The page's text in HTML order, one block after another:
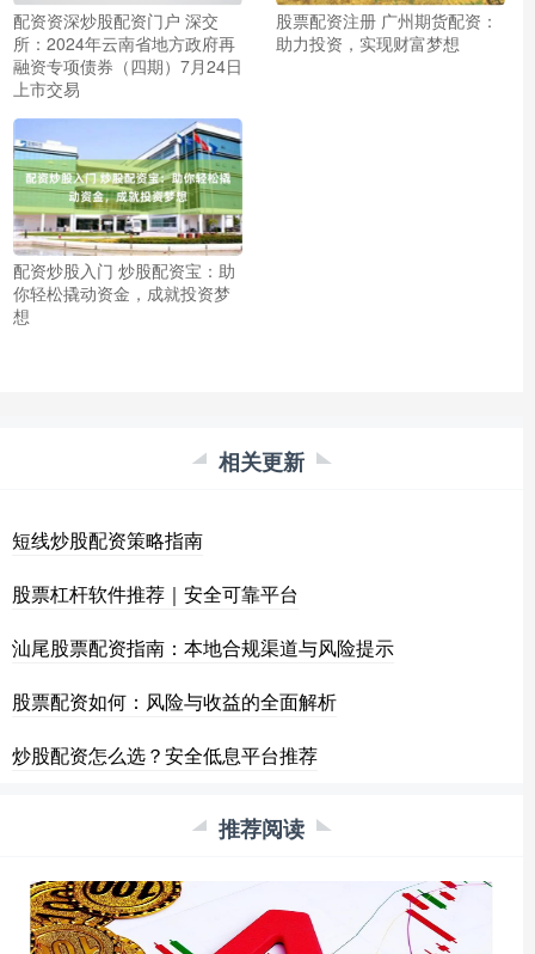
配资资深炒股配资门户 深交
所：2024年云南省地方政府再
融资专项债券（四期）7月24日
上市交易
股票配资注册 广州期货配资：
助力投资，实现财富梦想
配资炒股入门 炒股配资宝：助
你轻松撬动资金，成就投资梦
想
相关更新
短线炒股配资策略指南
股票杠杆软件推荐｜安全可靠平台
汕尾股票配资指南：本地合规渠道与风险提示
股票配资如何：风险与收益的全面解析
炒股配资怎么选？安全低息平台推荐
推荐阅读